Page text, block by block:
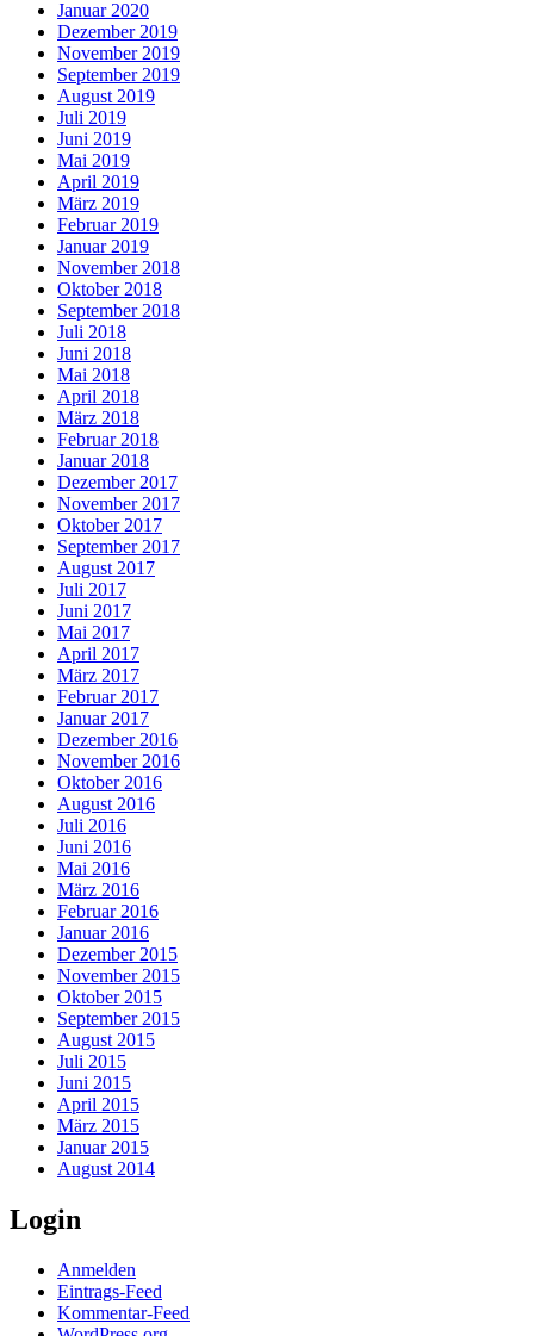
Januar 2020
Dezember 2019
November 2019
September 2019
August 2019
Juli 2019
Juni 2019
Mai 2019
April 2019
März 2019
Februar 2019
Januar 2019
November 2018
Oktober 2018
September 2018
Juli 2018
Juni 2018
Mai 2018
April 2018
März 2018
Februar 2018
Januar 2018
Dezember 2017
November 2017
Oktober 2017
September 2017
August 2017
Juli 2017
Juni 2017
Mai 2017
April 2017
März 2017
Februar 2017
Januar 2017
Dezember 2016
November 2016
Oktober 2016
August 2016
Juli 2016
Juni 2016
Mai 2016
März 2016
Februar 2016
Januar 2016
Dezember 2015
November 2015
Oktober 2015
September 2015
August 2015
Juli 2015
Juni 2015
April 2015
März 2015
Januar 2015
August 2014
Login
Anmelden
Eintrags-Feed
Kommentar-Feed